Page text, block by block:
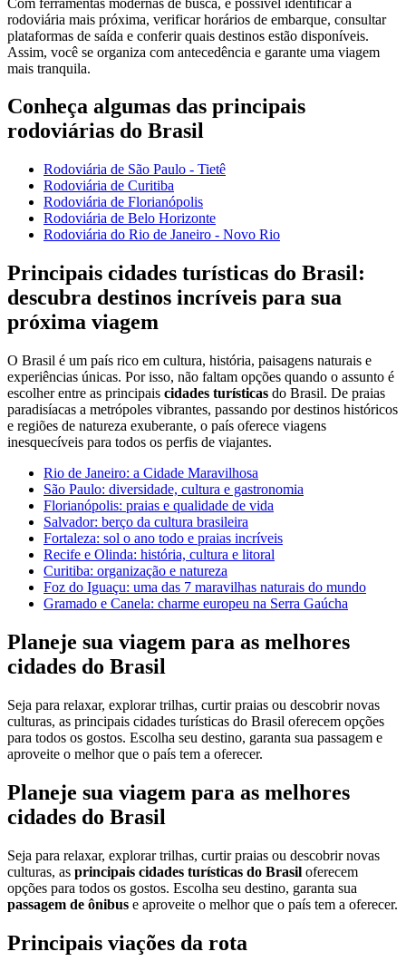
rodoviária mais próxima, verificar horários de embarque, consultar
plataformas de saída e conferir quais destinos estão disponíveis.
Assim, você se organiza com antecedência e garante uma viagem
mais tranquila.
Conheça algumas das principais
rodoviárias do Brasil
Rodoviária de São Paulo - Tietê
Rodoviária de Curitiba
Rodoviária de Florianópolis
Rodoviária de Belo Horizonte
Rodoviária do Rio de Janeiro - Novo Rio
Principais cidades turísticas do Brasil:
descubra destinos incríveis para sua
próxima viagem
O Brasil é um país rico em cultura, história, paisagens naturais e
experiências únicas. Por isso, não faltam opções quando o assunto é
escolher entre as principais cidades turísticas do Brasil. De praias
paradisíacas a metrópoles vibrantes, passando por destinos históricos
e regiões de natureza exuberante, o país oferece viagens
inesquecíveis para todos os perfis de viajantes.
Rio de Janeiro: a Cidade Maravilhosa
São Paulo: diversidade, cultura e gastronomia
Florianópolis: praias e qualidade de vida
Salvador: berço da cultura brasileira
Fortaleza: sol o ano todo e praias incríveis
Recife e Olinda: história, cultura e litoral
Curitiba: organização e natureza
Foz do Iguaçu: uma das 7 maravilhas naturais do mundo
Gramado e Canela: charme europeu na Serra Gaúcha
Planeje sua viagem para as melhores
cidades do Brasil
Seja para relaxar, explorar trilhas, curtir praias ou descobrir novas
culturas, as principais cidades turísticas do Brasil oferecem opções
para todos os gostos. Escolha seu destino, garanta sua passagem e
aproveite o melhor que o país tem a oferecer.
Planeje sua viagem para as melhores
cidades do Brasil
Seja para relaxar, explorar trilhas, curtir praias ou descobrir novas
culturas, as principais cidades turísticas do Brasil oferecem
opções para todos os gostos. Escolha seu destino, garanta sua
passagem de ônibus e aproveite o melhor que o país tem a oferecer.
Principais viações da rota